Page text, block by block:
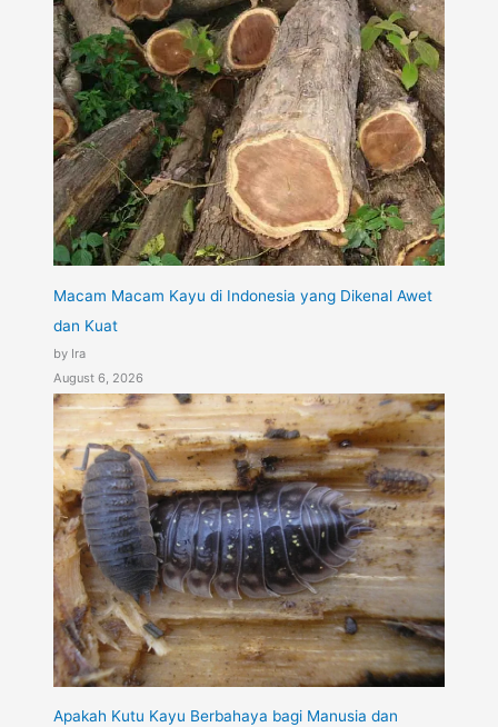
Macam Macam Kayu di Indonesia yang Dikenal Awet
dan Kuat
by Ira
August 6, 2026
Apakah Kutu Kayu Berbahaya bagi Manusia dan